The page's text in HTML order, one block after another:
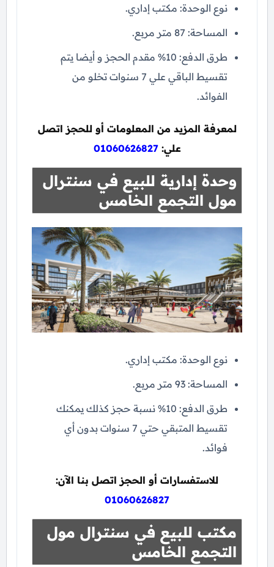
نوع الوحدة: مكتب إداري.
المساحة: 87 متر مربع.
طرق الدفع: 10% مقدم الحجز و أيضا يتم
تقسيط الباقي علي 7 سنوات تخلو من
الفوائد.
لمعرفة المزيد من المعلومات أو للحجز اتصل
علي:01060626827
وحدة إدارية للبيع في سنترال
مول التجمع الخامس
نوع الوحدة: مكتب إداري.
المساحة: 93 متر مربع.
طرق الدفع: 10% نسبة حجز كذلك يمكنك
تقسيط المتبقي حتي 7 سنوات بدون أي
فوائد.
للاستفسارات أو الحجز اتصل بنا الآن:
01060626827
مكتب للبيع في سنترال مول
التجمع الخامس